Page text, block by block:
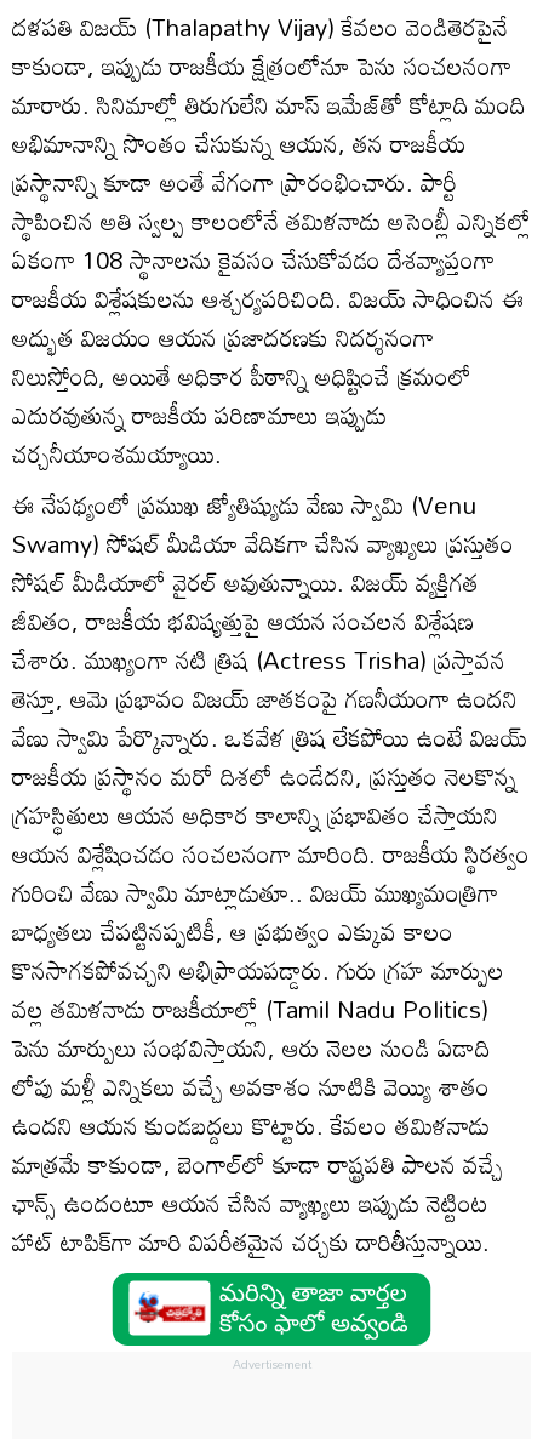
దళపతి విజయ్ (Thalapathy Vijay) కేవలం వెండితెరపైనే
కాకుండా, ఇప్పుడు రాజకీయ క్షేత్రంలోనూ పెను సంచలనంగా
మారారు. సినిమాల్లో తిరుగులేని మాస్ ఇమేజ్‌తో కోట్లాది మంది
అభిమానాన్ని సొంతం చేసుకున్న ఆయన, తన రాజకీయ
ప్రస్థానాన్ని కూడా అంతే వేగంగా ప్రారంభించారు. పార్టీ
స్థాపించిన అతి స్వల్ప కాలంలోనే తమిళనాడు అసెంబ్లీ ఎన్నికల్లో
ఏకంగా 108 స్థానాలను కైవసం చేసుకోవడం దేశవ్యాప్తంగా
రాజకీయ విశ్లేషకులను ఆశ్చర్యపరిచింది. విజయ్ సాధించిన ఈ
అద్భుత విజయం ఆయన ప్రజాదరణకు నిదర్శనంగా
నిలుస్తోంది, అయితే అధికార పీఠాన్ని అధిష్టించే క్రమంలో
ఎదురవుతున్న రాజకీయ పరిణామాలు ఇప్పుడు
చర్చనీయాంశమయ్యాయి.
ఈ నేపథ్యంలో ప్రముఖ జ్యోతిష్యుడు వేణు స్వామి (Venu
Swamy) సోషల్ మీడియా వేదికగా చేసిన వ్యాఖ్యలు ప్రస్తుతం
సోషల్ మీడియాలో వైరల్ అవుతున్నాయి. విజయ్ వ్యక్తిగత
జీవితం, రాజకీయ భవిష్యత్తుపై ఆయన సంచలన విశ్లేషణ
చేశారు. ముఖ్యంగా నటి త్రిష (Actress Trisha) ప్రస్తావన
తెస్తూ, ఆమె ప్రభావం విజయ్ జాతకంపై గణనీయంగా ఉందని
వేణు స్వామి పేర్కొన్నారు. ఒకవేళ త్రిష లేకపోయి ఉంటే విజయ్
రాజకీయ ప్రస్థానం మరో దిశలో ఉండేదని, ప్రస్తుతం నెలకొన్న
గ్రహస్థితులు ఆయన అధికార కాలాన్ని ప్రభావితం చేస్తాయని
ఆయన విశ్లేషించడం సంచలనంగా మారింది. రాజకీయ స్థిరత్వం
గురించి వేణు స్వామి మాట్లాడుతూ.. విజయ్ ముఖ్యమంత్రిగా
బాధ్యతలు చేపట్టినప్పటికీ, ఆ ప్రభుత్వం ఎక్కువ కాలం
కొనసాగకపోవచ్చని అభిప్రాయపడ్డారు. గురు గ్రహ మార్పుల
వల్ల తమిళనాడు రాజకీయాల్లో (Tamil Nadu Politics)
పెను మార్పులు సంభవిస్తాయని, ఆరు నెలల నుండి ఏడాది
లోపు మళ్లీ ఎన్నికలు వచ్చే అవకాశం నూటికి వెయ్యి శాతం
ఉందని ఆయన కుండబద్దలు కొట్టారు. కేవలం తమిళనాడు
మాత్రమే కాకుండా, బెంగాల్‌లో కూడా రాష్ట్రపతి పాలన వచ్చే
ఛాన్స్ ఉందంటూ ఆయన చేసిన వ్యాఖ్యలు ఇప్పుడు నెట్టింట
హాట్ టాపిక్‌గా మారి విపరీతమైన చర్చకు దారితీస్తున్నాయి.